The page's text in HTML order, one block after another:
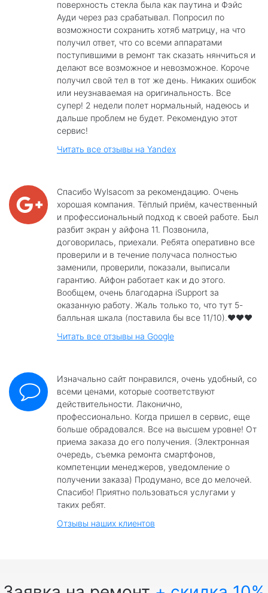
поверхность стекла была как паутина и Фэйс
Ауди через раз срабатывал. Попросил по
возможности сохранить хотяб матрицу, на что
получил ответ, что со всеми аппаратами
поступившими в ремонт так сказать нянчиться и
делают все возможное и невозможное. Короче
получил свой тел в тот же день. Никаких ошибок
или неузнаваемая на оригинальность. Все
супер! 2 недели полет нормальный, надеюсь и
дальше проблем не будет. Рекомендую этот
сервис!
Читать все отзывы на Yandex
Спасибо Wylsacom за рекомендацию. Очень
хорошая компания. Тёплый приём, качественный
и профессиональный подход к своей работе. Был
разбит экран у айфона 11. Позвонила,
договорилась, приехали. Ребята оперативно все
проверили и в течение получаса полностью
заменили, проверили, показали, выписали
гарантию. Айфон работает как и до этого.
Вообщем, очень благодарна iSupport за
оказанную работу. Жаль только то, что тут 5-
балльная шкала (поставила бы все 11/10).❤️❤️❤️
Читать все отзывы на Google
Изначально сайт понравился, очень удобный, со
всеми ценами, которые соответствуют
действительности. Лаконично,
профессионально. Когда пришел в сервис, еще
больше обрадовался. Все на высшем уровне! От
приема заказа до его получения. (Электронная
очередь, съемка ремонта смартфонов,
компетенции менеджеров, уведомление о
получении заказа) Продумано, все до мелочей.
Спасибо! Приятно пользоваться услугами у
таких ребят.
Отзывы наших клиентов